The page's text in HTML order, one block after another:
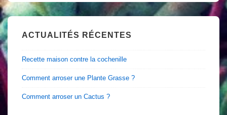
ACTUALITÉS RÉCENTES
Recette maison contre la cochenille
Comment arroser une Plante Grasse ?
Comment arroser un Cactus ?